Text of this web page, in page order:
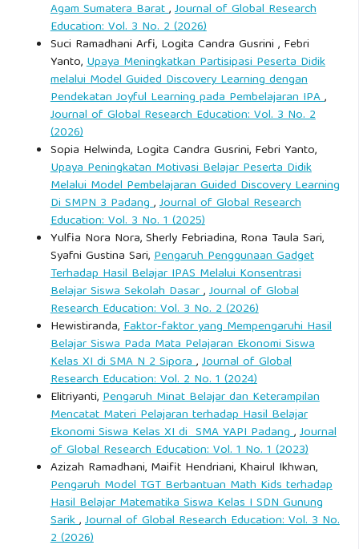
Agam Sumatera Barat,Journal of Global Research
Education: Vol. 3 No. 2 (2026)
Suci Ramadhani Arfi, Logita Candra Gusrini , Febri
Yanto,Upaya Meningkatkan Partisipasi Peserta Didik
melalui Model Guided Discovery Learning dengan
Pendekatan Joyful Learning pada Pembelajaran IPA,
Journal of Global Research Education: Vol. 3 No. 2
(2026)
Sopia Helwinda, Logita Candra Gusrini, Febri Yanto,
Upaya Peningkatan Motivasi Belajar Peserta Didik
Melalui Model Pembelajaran Guided Discovery Learning
Di SMPN 3 Padang,Journal of Global Research
Education: Vol. 3 No. 1 (2025)
Yulfia Nora Nora, Sherly Febriadina, Rona Taula Sari,
Syafni Gustina Sari,Pengaruh Penggunaan Gadget
Terhadap Hasil Belajar IPAS Melalui Konsentrasi
Belajar Siswa Sekolah Dasar,Journal of Global
Research Education: Vol. 3 No. 2 (2026)
Hewistiranda,Faktor-faktor yang Mempengaruhi Hasil
Belajar Siswa Pada Mata Pelajaran Ekonomi Siswa
Kelas XI di SMA N 2 Sipora,Journal of Global
Research Education: Vol. 2 No. 1 (2024)
Elitriyanti,Pengaruh Minat Belajar dan Keterampilan
Mencatat Materi Pelajaran terhadap Hasil Belajar
Ekonomi Siswa Kelas XI di SMA YAPI Padang,Journal
of Global Research Education: Vol. 1 No. 1 (2023)
Azizah Ramadhani, Maifit Hendriani, Khairul Ikhwan,
Pengaruh Model TGT Berbantuan Math Kids terhadap
Hasil Belajar Matematika Siswa Kelas I SDN Gunung
Sarik,Journal of Global Research Education: Vol. 3 No.
2 (2026)